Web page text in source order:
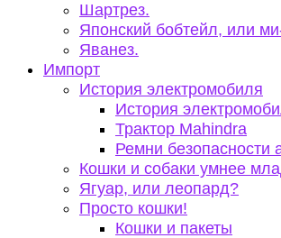
Шартрез.
Японский бобтейл, или
Яванез.
Импорт
История электромобиля
История
Трактор Mahindra
Ремни безопасности
Кошки и собаки умнее
Ягуар, или леопард?
Просто кошки!
Кошки и пакеты